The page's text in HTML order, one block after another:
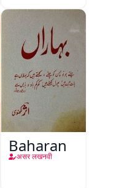
Baharan
असर लखनवी